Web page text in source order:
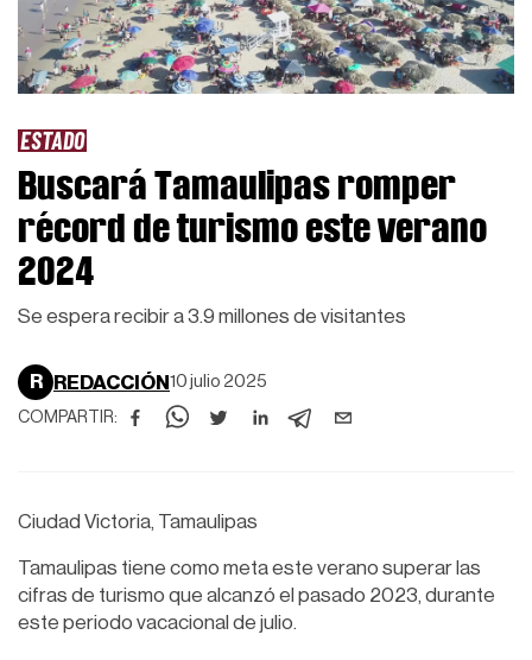
ESTADO
Buscará Tamaulipas romper
récord de turismo este verano
2024
Se espera recibir a 3.9 millones de visitantes
R REDACCIÓN 10 julio 2025
COMPARTIR:
Ciudad Victoria, Tamaulipas
Tamaulipas tiene como meta este verano superar las
cifras de turismo que alcanzó el pasado 2023, durante
este periodo vacacional de julio.